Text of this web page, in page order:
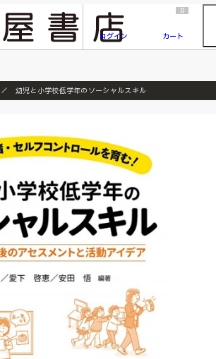
『ONE PIECE magazine 021 ONE PIECEカード付き同梱版』発売延期のご案内
ログイン
0
カート
幼児と小学校低学年のソーシャルスキル